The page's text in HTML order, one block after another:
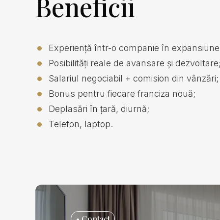
Experiență într-o companie în
Posibilități reale de avansare și
Salariul negociabil + comision din vânzări;
Bonus pentru fiecare franciza nouă;
Deplasări în țară, diurnă;
Telefon, laptop.